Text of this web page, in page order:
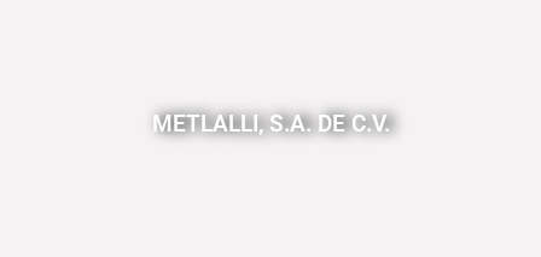
METLALLI, S.A. DE C.V.